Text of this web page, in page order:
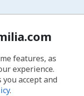
features, as
experience.
accept and
.